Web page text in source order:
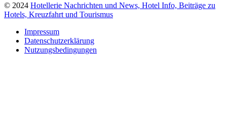
© 2024 Hotellerie Nachrichten und News, Hotel Info, Beiträge zu
Hotels, Kreuzfahrt und Tourismus
Impressum
Datenschutzerklärung
Nutzungsbedingungen